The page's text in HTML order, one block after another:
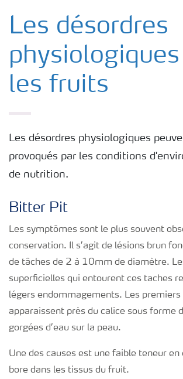
Les désordres
les fruits
Les désordres physiologiques
provoqués par les conditions
de nutrition.
Bitter Pit
Les symptômes sont le plus souvent
conservation. Il s’agit de lésions brun
de tâches de 2 à 10mm de diamètre.
superficielles qui entourent ces taches
légers endommagements. Les
apparaissent près du calice sous forme
gorgées d’eau sur la peau.
Une des causes est une faible teneur en
bore dans les tissus du fruit.